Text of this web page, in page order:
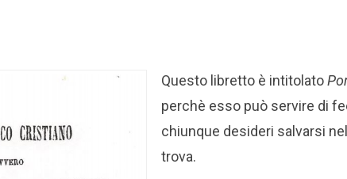
Questo libretto è intitolato
perchè esso può servire di
chiunque desideri salvarsi
trova.